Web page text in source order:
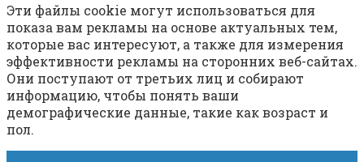
Эти файлы cookie могут использоваться для
показа вам рекламы на основе актуальных тем,
которые вас интересуют, а также для измерения
эффективности рекламы на сторонних веб-сайтах.
Они поступают от третьих лиц и собирают
информацию, чтобы понять ваши
демографические данные, такие как возраст и
пол.